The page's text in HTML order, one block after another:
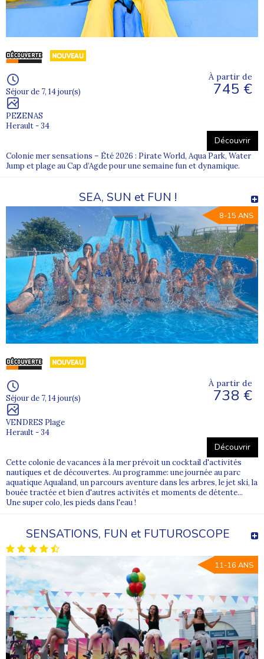
Séjour de 7, 14 jour(s)
PEZENAS
Herault - 34
À partir de
745 €
Découvrir
Colonie mer sensations – Été 2026 : Pirate World, Aqua Park, Water
Jump et plage au Cap d’Agde pour une semaine fun et dynamique.
SEA, SUN et FUN !
8-15 ANS
Séjour de 7, 14 jour(s)
VENDRES Plage
Herault - 34
À partir de
738 €
Découvrir
Cette colonie de vacances à la mer prévoit un cocktail d'activités
nautiques et de découvertes. Au programme: une journée au parc
aquatique Aqualand, un parcours aventure dans les arbres, le jet ski, la
bouée tractée et bien d'autres activités et moments de détente...
Une super colo, les pieds dans l'eau !
SENSATIONS, FUN et FUTUROSCOPE
11-16 ANS